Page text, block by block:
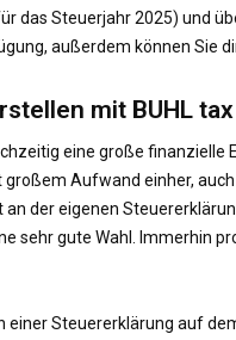
das Steuerjahr 2025) und
außerdem können Sie
mit BUHL
eine große
Aufwand einher,
der eigenen
sehr gute Wahl. Immerhin
einer Steuererklärung auf